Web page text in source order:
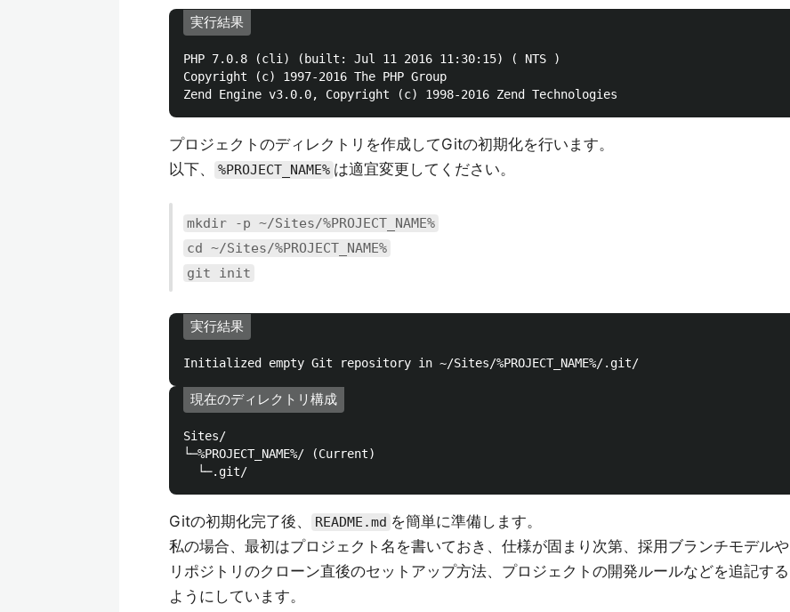
実行結果
PHP 7.0.8 (cli) (built: Jul 11 2016 11:30:15) ( NTS )
Copyright (c) 1997-2016 The PHP Group
プロジェクトのディレクトリを作成してGitの初期化を行います。
以下、
%PROJECT_NAME% は適宜変更してください。
mkdir -p ~/Sites/%PROJECT_NAME%
cd ~/Sites/%PROJECT_NAME%
git init
実行結果
現在のディレクトリ構成
Sites/
└─%PROJECT_NAME%/ (Current)
Gitの初期化完了後、 README.md を簡単に準備します。
私の場合、最初はプロジェクト名を書いておき、仕様が固まり次第、採用ブランチモデルや
リポジトリのクローン直後のセットアップ方法、プロジェクトの開発ルールなどを追記する
ようにしています。